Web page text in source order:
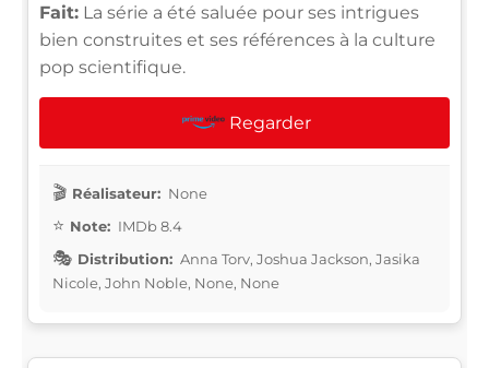
Fait: La série a été saluée pour ses intrigues
bien construites et ses références à la culture
pop scientifique.
Regarder
Réalisateur: None
Note: IMDb 8.4
Distribution: Anna Torv, Joshua Jackson, Jasika
Nicole, John Noble, None, None